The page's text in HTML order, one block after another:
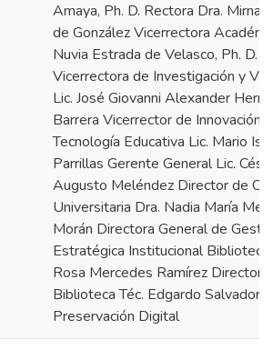
Amaya, Ph. D. Rectora Dra. Mirna
de González Vicerrectora
Nuvia Estrada de Velasco, Ph. D.
Vicerrectora de Investigación y
Lic. José Giovanni Alexander
Barrera Vicerrector de Innovación y
Tecnología Educativa Lic. Mario
Parrillas Gerente General Lic.
Augusto Meléndez Director de
Universitaria Dra. Nadia María
Morán Directora General de
Estratégica Institucional Biblioteca
Rosa Mercedes Ramírez
Biblioteca Téc. Edgardo Salvador
Preservación Digital